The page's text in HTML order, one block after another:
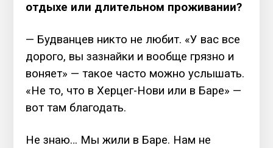
отдыхе или длительном проживании?
— Будванцев никто не любит. «У вас все
дорого, вы зазнайки и вообще грязно и
воняет» — такое часто можно услышать.
«Не то, что в Херцег-Нови или в Баре» —
вот там благодать.
Не знаю… Мы жили в Баре. Нам не